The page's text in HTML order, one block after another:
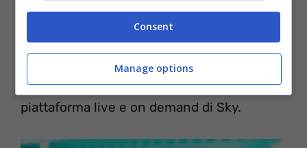
diretta tv suSKY SPORT UNOeSKY SPORT
4K
Sky Go, il servizio per dispositivi mobili a
disposizione degli abbonati, e su NOW, la
piattaforma live e on demand di Sky.
Consent
Manage options